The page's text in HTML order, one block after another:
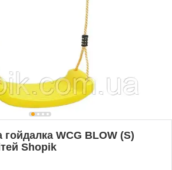
гойдалка WCG BLOW (S)
Shopik